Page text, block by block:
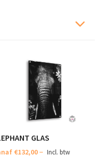
GLAS
€132,00– Incl. btw